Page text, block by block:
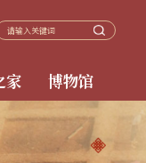
家 博物馆